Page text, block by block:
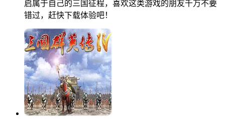
启属于自己的三国征程，喜欢这类游戏的朋友千万不要
错过，赶快下载体验吧！